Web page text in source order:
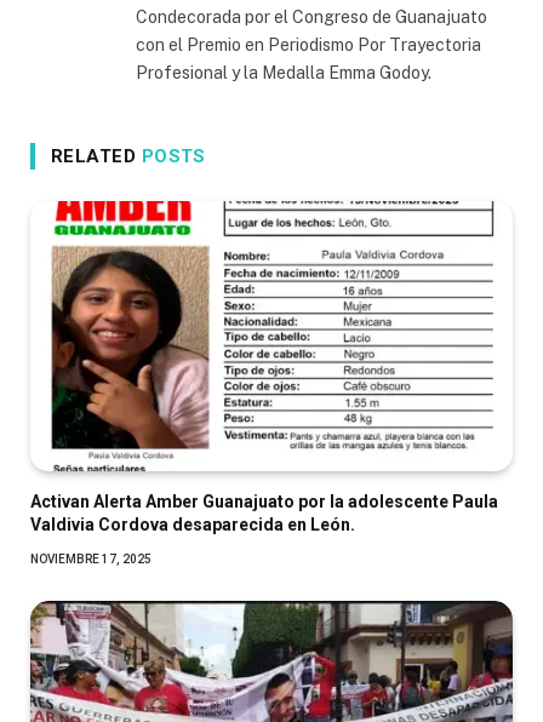
Condecorada por el Congreso de Guanajuato
con el Premio en Periodismo Por Trayectoria
Profesional y la Medalla Emma Godoy.
RELATED POSTS
Activan Alerta Amber Guanajuato por la adolescente Paula
Valdivia Cordova desaparecida en León.
NOVIEMBRE 17, 2025